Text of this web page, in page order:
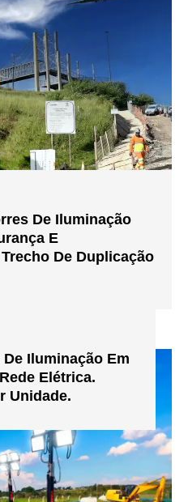
De Iluminação
E
De Duplicação
Iluminação Em
Elétrica.
Unidade.